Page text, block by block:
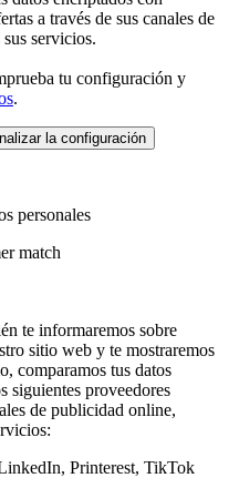
a través de sus canales de
servicios.
tu configuración y
.
la configuración
personales
match
te informaremos sobre
sitio web y te mostraremos
comparamos tus datos
siguientes proveedores
de publicidad online,
Printerest, TikTok